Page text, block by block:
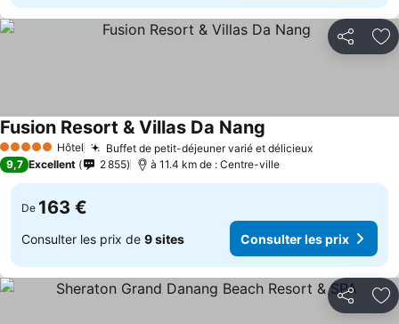
Partager
5 Étoiles Hôtel Buffet de petit-déjeuner varié et délicieuxConsulter
Fusion Resort & Villas Da Nang
9,7 Excellent 2 855 à 11.4 km de : Centre-ville
De 163 €
Consulter les prix de 9 sites Consulter les prix
Partager